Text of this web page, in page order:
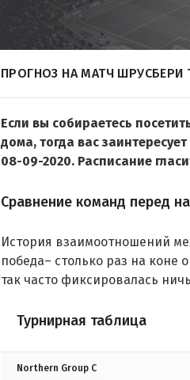
ПРОГНОЗ НА МАТЧ ШРУСБЕРИ
Если вы собираетесь
дома, тогда вас
08-09-2020. Расписание
Сравнение команд перед
История взаимоотношений
победа– столько раз на коне
так часто фиксировалась
Турнирная таблица
Northern Group C